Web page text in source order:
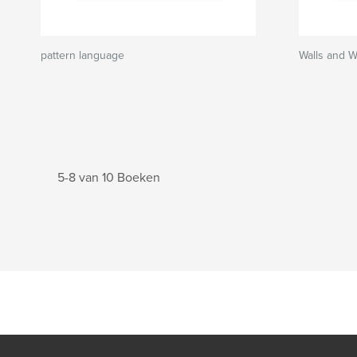
pattern language Walls and
5-8 van 10 Boeken